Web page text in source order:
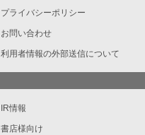
プライバシーポリシー
お問い合わせ
利用者情報の外部送信について
IR情報
書店様向け